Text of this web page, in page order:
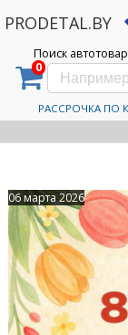
PRODETAL.BY
Поиск
0
РАССРОЧКА ПО
Дискаунтер автозапчастей
Весна пришла
06 марта 2026